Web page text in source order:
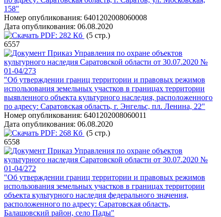
158"
Номер опубликования: 6401202008060008
Дата опубликования: 06.08.2020
PDF: 282 Кб (5 стр.)
6557
Приказ Управления по охране объектов
культурного наследия Саратовской области от 30.07.2020 №
01-04/273
"Об утверждении границ территории и правовых режимов
использования земельных участков в границах территории
выявленного объекта культурного наследия, расположенного
по адресу: Саратовская область, г. Энгельс, пл. Ленина, 22"
Номер опубликования: 6401202008060011
Дата опубликования: 06.08.2020
PDF: 268 Кб (5 стр.)
6558
Приказ Управления по охране объектов
культурного наследия Саратовской области от 30.07.2020 №
01-04/272
"Об утверждении границ территории и правовых режимов
использования земельных участков в границах территории
объекта культурного наследия федерального значения,
расположенного по адресу: Саратовская область,
Балашовский район, село Пады"